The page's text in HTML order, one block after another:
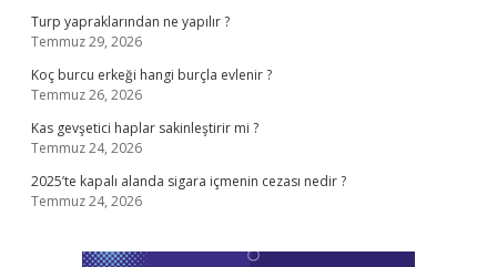
Turp yapraklarından ne yapılır ?
Temmuz 29, 2026
Koç burcu erkeği hangi burçla evlenir ?
Temmuz 26, 2026
Kas gevşetici haplar sakinleştirir mi ?
Temmuz 24, 2026
2025’te kapalı alanda sigara içmenin cezası nedir ?
Temmuz 24, 2026